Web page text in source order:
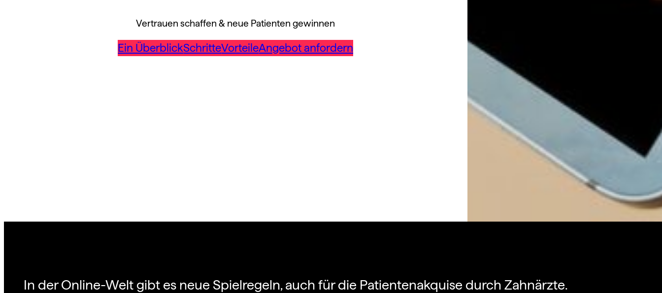
Vertrauen schaffen & neue Patienten gewinnen
Ein ÜberblickSchritteVorteileAngebot anfordern
In der Online-Welt gibt es neue Spielregeln, auch für die Patientenakquise durch Zahnärzte.